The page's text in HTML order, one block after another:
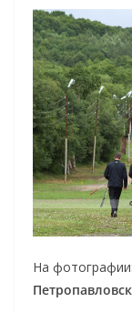
На фотографии: